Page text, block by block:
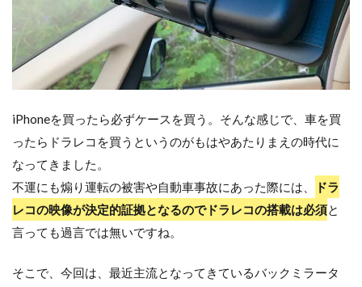
iPhoneを買ったら必ずケースを買う。そんな感じで、車を買
ったらドラレコを買うというのがもはやあたりまえの時代に
なってきました。
不運にも煽り運転の被害や自動車事故にあった際には、
ドラ
レコの映像が決定的証拠となるのでドラレコの搭載は必須と
言っても過言では無いですね。
そこで、今回は、最近主流となってきているバックミラータ